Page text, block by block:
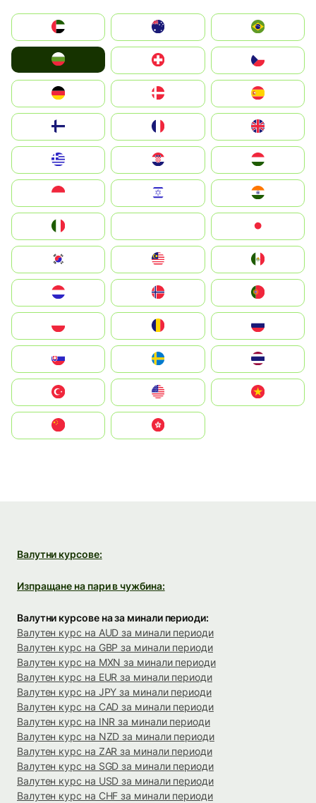
الإمارات العربية المتحدة
Switzerland
Deutschland
United Kingdom
Magyarország
South Korea
United States
中國香港特別行政區
Валутни курсове:
Изпращане на пари в чужбина:
Валутни курсове на за минали периоди:
Валутен курс на AUD за минали периоди
Валутен курс на GBP за минали периоди
Валутен курс на MXN за минали периоди
Валутен курс на EUR за минали периоди
Валутен курс на JPY за минали периоди
Валутен курс на CAD за минали периоди
Валутен курс на INR за минали периоди
Валутен курс на NZD за минали периоди
Валутен курс на ZAR за минали периоди
Валутен курс на SGD за минали периоди
Валутен курс на USD за минали периоди
Валутен курс на CHF за минали периоди